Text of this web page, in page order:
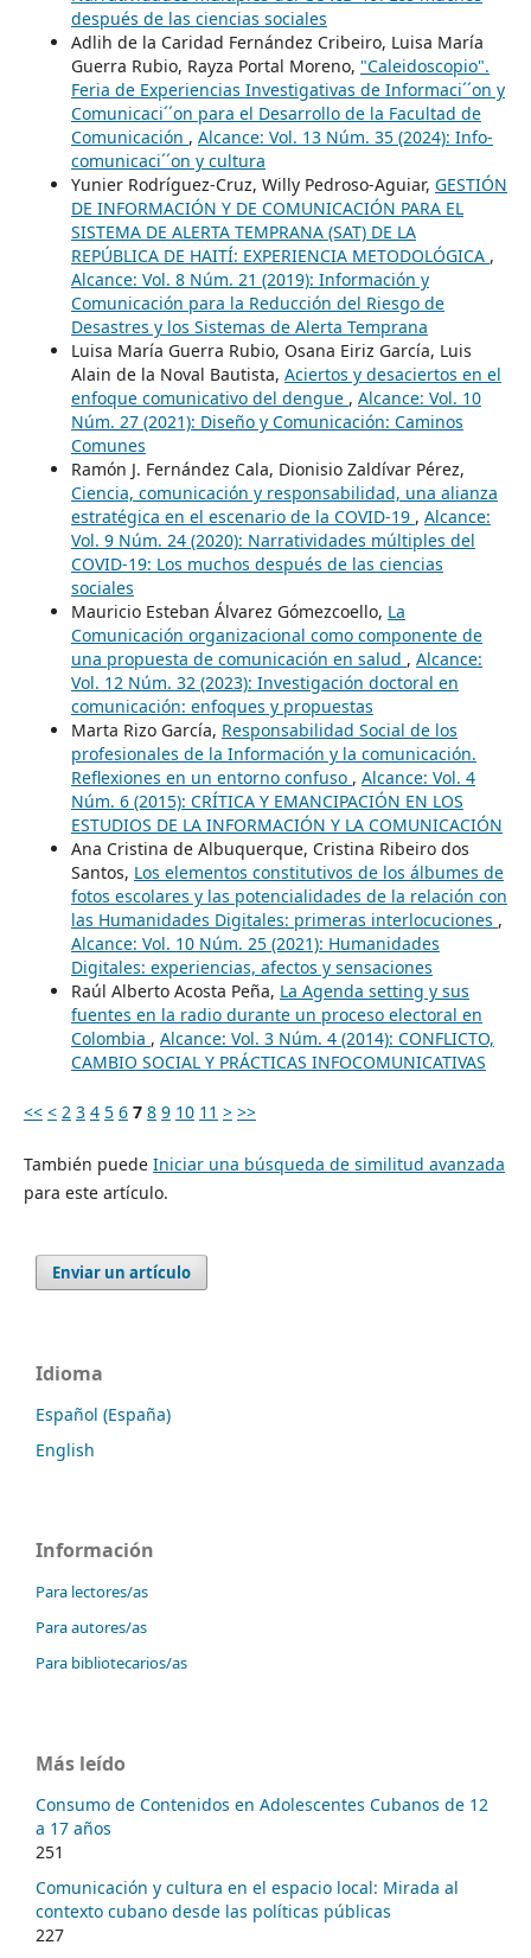
después de las ciencias sociales
Adlih de la Caridad Fernández Cribeiro, Luisa María
Guerra Rubio, Rayza Portal Moreno, "Caleidoscopio".
Feria de Experiencias Investigativas de Informaci´´on y
Comunicaci´´on para el Desarrollo de la Facultad de
Comunicación , Alcance: Vol. 13 Núm. 35 (2024): Info-
comunicaci´´on y cultura
Yunier Rodríguez-Cruz, Willy Pedroso-Aguiar, GESTIÓN
DE INFORMACIÓN Y DE COMUNICACIÓN PARA EL
SISTEMA DE ALERTA TEMPRANA (SAT) DE LA
REPÚBLICA DE HAITÍ: EXPERIENCIA METODOLÓGICA ,
Alcance: Vol. 8 Núm. 21 (2019): Información y
Comunicación para la Reducción del Riesgo de
Desastres y los Sistemas de Alerta Temprana
Luisa María Guerra Rubio, Osana Eiriz García, Luis
Alain de la Noval Bautista, Aciertos y desaciertos en el
enfoque comunicativo del dengue , Alcance: Vol. 10
Núm. 27 (2021): Diseño y Comunicación: Caminos
Comunes
Ramón J. Fernández Cala, Dionisio Zaldívar Pérez,
Ciencia, comunicación y responsabilidad, una alianza
estratégica en el escenario de la COVID-19 , Alcance:
Vol. 9 Núm. 24 (2020): Narratividades múltiples del
COVID-19: Los muchos después de las ciencias
sociales
Mauricio Esteban Álvarez Gómezcoello, La
Comunicación organizacional como componente de
una propuesta de comunicación en salud , Alcance:
Vol. 12 Núm. 32 (2023): Investigación doctoral en
comunicación: enfoques y propuestas
Marta Rizo García, Responsabilidad Social de los
profesionales de la Información y la comunicación.
Reflexiones en un entorno confuso , Alcance: Vol. 4
Núm. 6 (2015): CRÍTICA Y EMANCIPACIÓN EN LOS
ESTUDIOS DE LA INFORMACIÓN Y LA COMUNICACIÓN
Ana Cristina de Albuquerque, Cristina Ribeiro dos
Santos, Los elementos constitutivos de los álbumes de
fotos escolares y las potencialidades de la relación con
las Humanidades Digitales: primeras interlocuciones ,
Alcance: Vol. 10 Núm. 25 (2021): Humanidades
Digitales: experiencias, afectos y sensaciones
Raúl Alberto Acosta Peña, La Agenda setting y sus
fuentes en la radio durante un proceso electoral en
Colombia , Alcance: Vol. 3 Núm. 4 (2014): CONFLICTO,
CAMBIO SOCIAL Y PRÁCTICAS INFOCOMUNICATIVAS
<< < 2 3 4 5 6 7 8 9 10 11 > >>
También puede Iniciar una búsqueda de similitud avanzada
para este artículo.
Enviar un artículo
Idioma
Español (España)
English
Información
Para lectores/as
Para autores/as
Para bibliotecarios/as
Más leído
Consumo de Contenidos en Adolescentes Cubanos de 12
a 17 años
251
Comunicación y cultura en el espacio local: Mirada al
contexto cubano desde las políticas públicas
227